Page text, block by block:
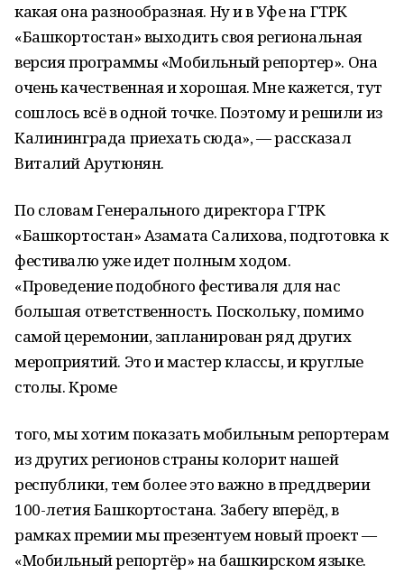
какая она разнообразная. Ну и в Уфе на ГТРК
«Башкортостан» выходить своя региональная
версия программы «Мобильный репортер». Она
очень качественная и хорошая. Мне кажется, тут
сошлось всё в одной точке. Поэтому и решили из
Калининграда приехать сюда», — рассказал
Виталий Арутюнян.
По словам Генерального директора ГТРК
«Башкортостан» Азамата Салихова, подготовка к
фестивалю уже идет полным ходом.
«Проведение подобного фестиваля для нас
большая ответственность. Поскольку, помимо
самой церемонии, запланирован ряд других
мероприятий. Это и мастер классы, и круглые
столы. Кроме
того, мы хотим показать мобильным репортерам
из других регионов страны колорит нашей
республики, тем более это важно в преддверии
100-летия Башкортостана. Забегу вперёд, в
рамках премии мы презентуем новый проект —
«Мобильный репортёр» на башкирском языке.